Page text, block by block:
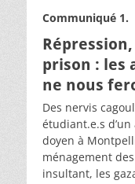
Communiqué 1.
prison : les
ne nous
Des nervis
étudiant.e.s
doyen à
ménagement
insultant, les